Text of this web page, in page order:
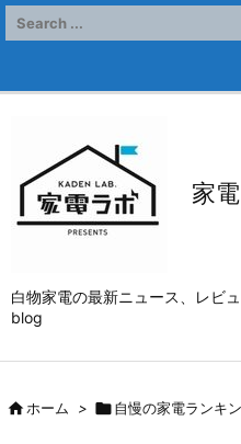
家
白物家電の最新ニュース、レビ
blog
ホーム > 自慢の家電ランキ